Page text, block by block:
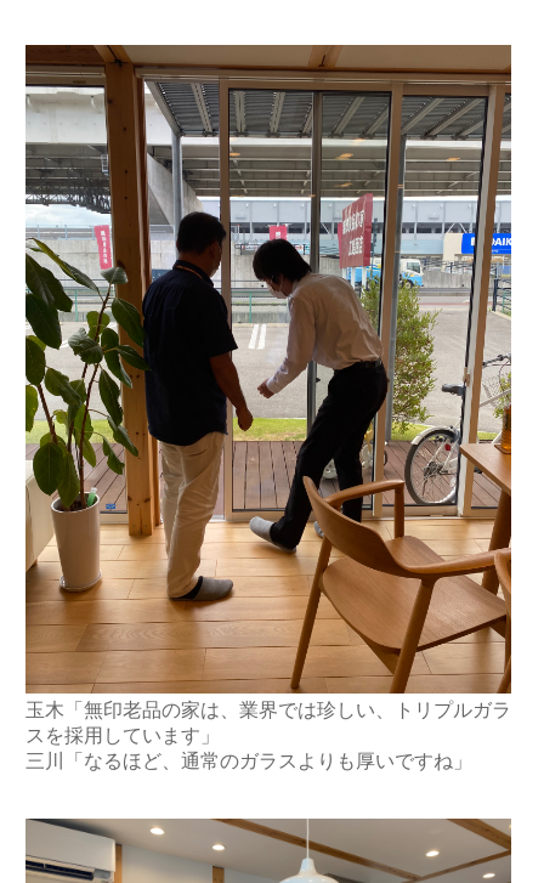
玉木「無印老品の家は、業界では珍しい、トリプルガラ
スを採用しています」
三川「なるほど、通常のガラスよりも厚いですね」